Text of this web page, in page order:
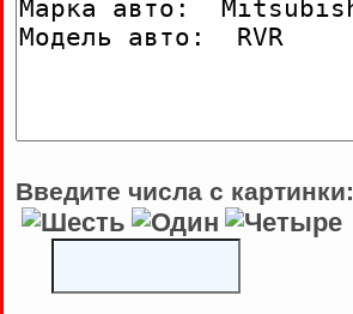
Введите числа с картинки: